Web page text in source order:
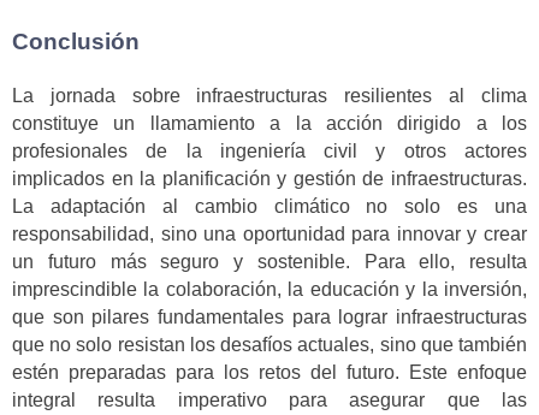
Conclusión
La jornada sobre infraestructuras resilientes al clima
constituye un llamamiento a la acción dirigido a los
profesionales de la ingeniería civil y otros actores
implicados en la planificación y gestión de infraestructuras.
La adaptación al cambio climático no solo es una
responsabilidad, sino una oportunidad para innovar y crear
un futuro más seguro y sostenible. Para ello, resulta
imprescindible la colaboración, la educación y la inversión,
que son pilares fundamentales para lograr infraestructuras
que no solo resistan los desafíos actuales, sino que también
estén preparadas para los retos del futuro. Este enfoque
integral resulta imperativo para asegurar que las